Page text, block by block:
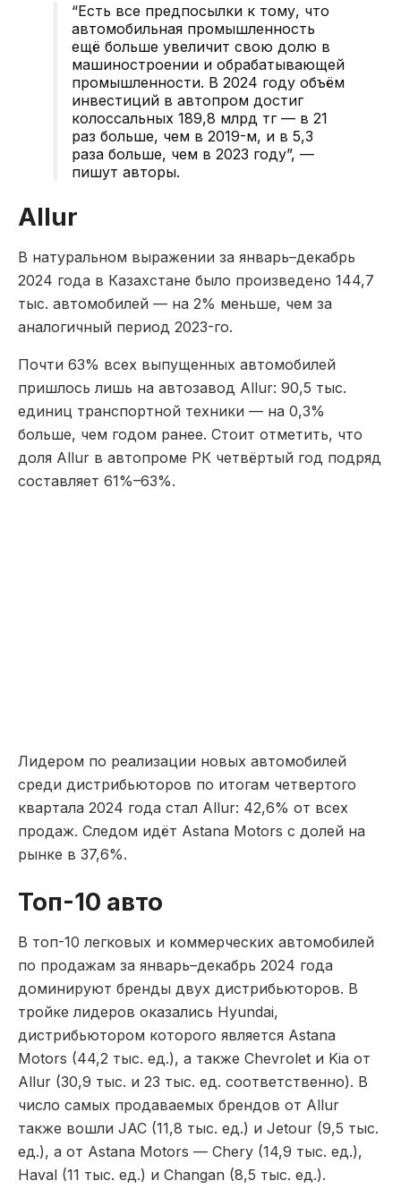
“Есть все предпосылки к тому, что
автомобильная промышленность
ещё больше увеличит свою долю в
машиностроении и обрабатывающей
промышленности. В 2024 году объём
инвестиций в автопром достиг
колоссальных 189,8 млрд тг — в 21
раз больше, чем в 2019-м, и в 5,3
раза больше, чем в 2023 году”, —
пишут авторы.
Allur
В натуральном выражении за январь–декабрь
2024 года в Казахстане было произведено 144,7
тыс. автомобилей — на 2% меньше, чем за
аналогичный период 2023-го.
Почти 63% всех выпущенных автомобилей
пришлось лишь на автозавод Allur: 90,5 тыс.
единиц транспортной техники — на 0,3%
больше, чем годом ранее. Стоит отметить, что
доля Allur в автопроме РК четвёртый год подряд
составляет 61%–63%.
Лидером по реализации новых автомобилей
среди дистрибьюторов по итогам четвертого
квартала 2024 года стал Allur: 42,6% от всех
продаж. Следом идёт Astana Motors с долей на
рынке в 37,6%.
Топ-10 авто
В топ-10 легковых и коммерческих автомобилей
по продажам за январь–декабрь 2024 года
доминируют бренды двух дистрибьюторов. В
тройке лидеров оказались Hyundai,
дистрибьютором которого является Astana
Motors (44,2 тыс. ед.), а также Chevrolet и Kia от
Allur (30,9 тыс. и 23 тыс. ед. соответственно). В
число самых продаваемых брендов от Allur
также вошли JAC (11,8 тыс. ед.) и Jetour (9,5 тыс.
ед.), а от Astana Motors — Chery (14,9 тыс. ед.),
Haval (11 тыс. ед.) и Changan (8,5 тыс. ед.).